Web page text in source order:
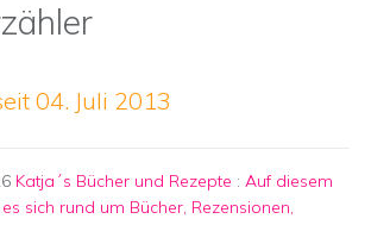
04. Juli 2013
Katja´s Bücher und Rezepte : Auf diesem
sich rund um Bücher, Rezensionen,